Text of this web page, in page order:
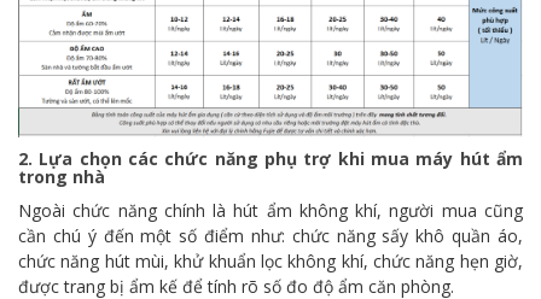
2. Lựa chọn các chức năng phụ trợ khi mua máy hút ẩm
trong nhà
Ngoài chức năng chính là hút ẩm không khí, người mua cũng
cần chú ý đến một số điểm như: chức năng sấy khô quần áo,
chức năng hút mùi, khử khuẩn lọc không khí, chức năng hẹn giờ,
được trang bị ẩm kế để tính rõ số đo độ ẩm căn phòng.